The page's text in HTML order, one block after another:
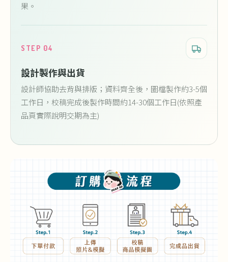
果。
STEP 04
設計製作與出貨
設計師協助去背與排版；資料齊全後，圖檔製作約3-5個
工作日，校稿完成後製作時間約14-30個工作日(依照產
品頁實際說明交期為主)